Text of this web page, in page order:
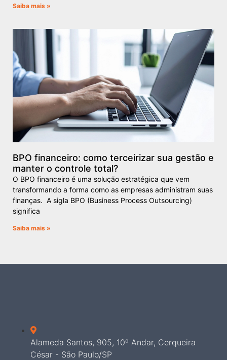
Saiba mais »
BPO financeiro: como terceirizar sua gestão e
manter o controle total?
O BPO financeiro é uma solução estratégica que vem
transformando a forma como as empresas administram suas
finanças. A sigla BPO (Business Process Outsourcing)
significa
Saiba mais »
Alameda Santos, 905, 10º Andar, Cerqueira
César - São Paulo/SP